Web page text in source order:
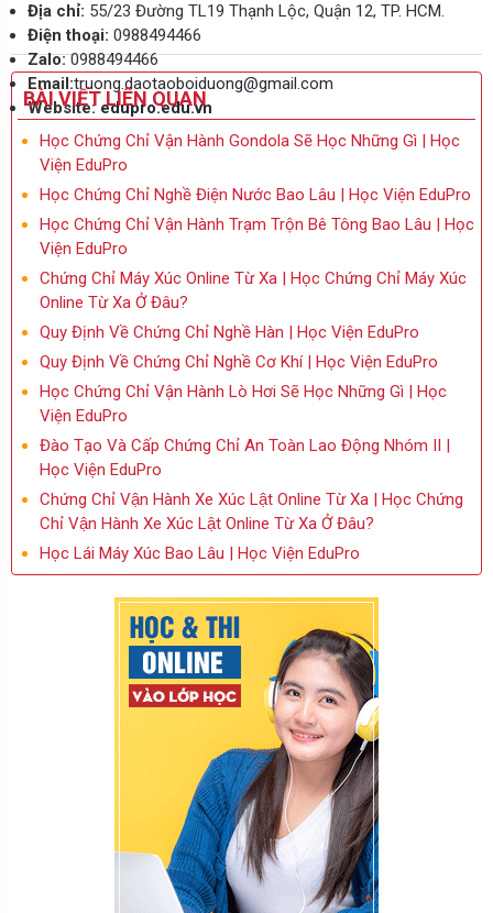
Địa chỉ: 55/23 Đường TL19 Thạnh Lộc, Quận 12, TP. HCM.
Điện thoại: 0988494466
Zalo:0988494466
Email:truong.daotaoboiduong@gmail.com
Website: edupro.edu.vn
BÀI VIẾT LIÊN QUAN
Học Chứng Chỉ Vận Hành Gondola Sẽ Học Những Gì | Học
Viện EduPro
Học Chứng Chỉ Nghề Điện Nước Bao Lâu | Học Viện EduPro
Học Chứng Chỉ Vận Hành Trạm Trộn Bê Tông Bao Lâu | Học
Viện EduPro
Chứng Chỉ Máy Xúc Online Từ Xa | Học Chứng Chỉ Máy Xúc
Online Từ Xa Ở Đâu?
Quy Định Về Chứng Chỉ Nghề Hàn | Học Viện EduPro
Quy Định Về Chứng Chỉ Nghề Cơ Khí | Học Viện EduPro
Học Chứng Chỉ Vận Hành Lò Hơi Sẽ Học Những Gì | Học
Viện EduPro
Đào Tạo Và Cấp Chứng Chỉ An Toàn Lao Động Nhóm II |
Học Viện EduPro
Chứng Chỉ Vận Hành Xe Xúc Lật Online Từ Xa | Học Chứng
Chỉ Vận Hành Xe Xúc Lật Online Từ Xa Ở Đâu?
Học Lái Máy Xúc Bao Lâu | Học Viện EduPro